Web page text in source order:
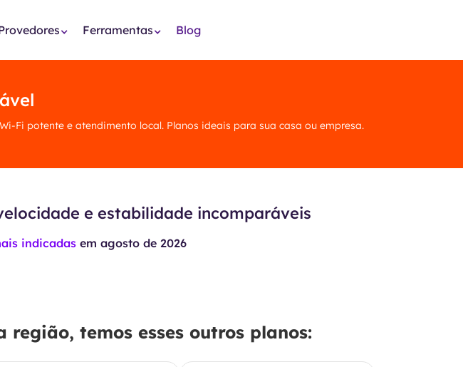
Ferramentas Blog
Fi potente e atendimento local. Planos ideais para sua casa ou empresa.
e estabilidade incomparáveis
indicadasem agosto de 2026
temos esses outros planos: